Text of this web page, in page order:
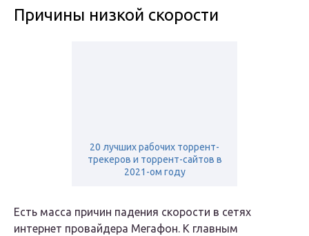
Причины низкой скорости
20 лучших рабочих торрент-
трекеров и торрент-сайтов в
2021-ом году
Есть масса причин падения скорости в сетях
интернет провайдера Мегафон. К главным